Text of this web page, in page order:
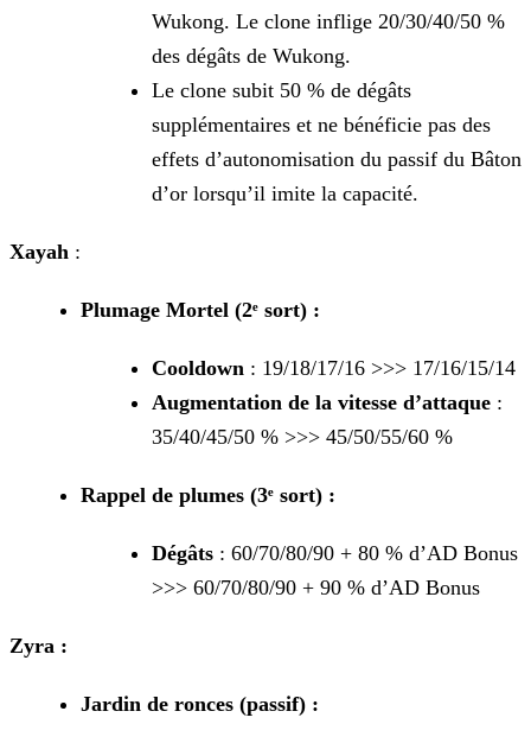
Wukong. Le clone inflige 20/30/40/50 %
des dégâts de Wukong.
Le clone subit 50 % de dégâts
supplémentaires et ne bénéficie pas des
effets d’autonomisation du passif du Bâton
d’or lorsqu’il imite la capacité.
Xayah :
Plumage Mortel (2ᵉ sort) :
Cooldown : 19/18/17/16 >>> 17/16/15/14
Augmentation de la vitesse d’attaque :
35/40/45/50 % >>> 45/50/55/60 %
Rappel de plumes (3ᵉ sort) :
Dégâts : 60/70/80/90 + 80 % d’AD Bonus
>>> 60/70/80/90 + 90 % d’AD Bonus
Zyra :
Jardin de ronces (passif) :